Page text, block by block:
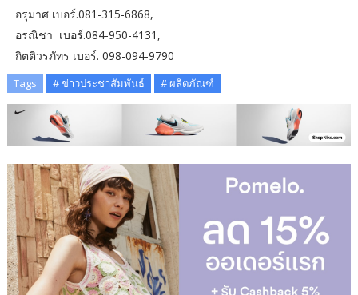
อรุมาศ เบอร์.081-315-6868,
อรณิชา เบอร์.084-950-4131,
กิตติวรภัทร เบอร์. 098-094-9790
Tags # ข่าวประชาสัมพันธ์ # ผลิตภัณฑ์